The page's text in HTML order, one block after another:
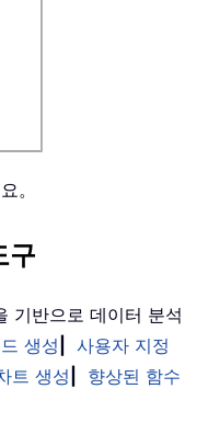
。
구
기반으로 데이터 분석
생성
사용자 지정
트 생성
향상된 함수